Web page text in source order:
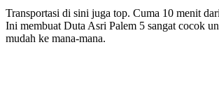
Transportasi di sini juga top. Cuma 10 menit
Ini membuat Duta Asri Palem 5 sangat cocok
mudah ke mana-mana.